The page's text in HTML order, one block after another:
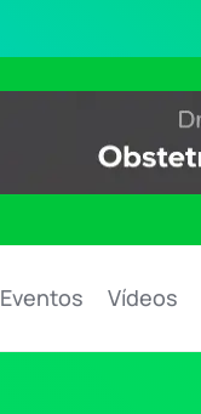
Eventos Vídeos